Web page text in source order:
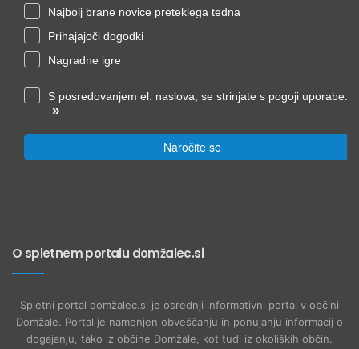
Najbolj brane novice preteklega tedna
Prihajajoči dogodki
Nagradne igre
S posredovanjem el. naslova, se strinjate s pogoji uporabe.
»
Naročite se
O spletnem portalu domžalec.si
Spletni portal domžalec.si je osrednji informativni portal v občini
Domžale. Portal je namenjen obveščanju in ponujanju informacij o
dogajanju, tako iz občine Domžale, kot tudi iz okoliških občin.